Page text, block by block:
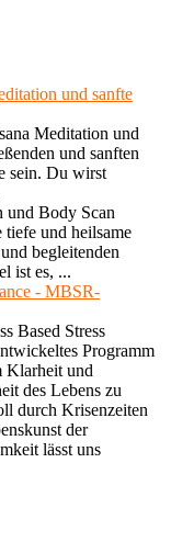
und sanfte
Meditation und
und sanften
sein. Du wirst
und Body Scan
und heilsame
begleitenden
ist es, ...
- MBSR-
Based Stress
Programm
Klarheit und
des Lebens zu
durch Krisenzeiten
der
lässt uns